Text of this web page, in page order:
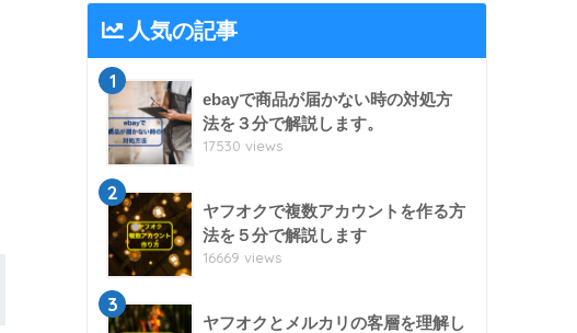
人気の記事
1
ebayで商品が届かない時の対処方
法を３分で解説します。
17530 views
2
ヤフオクで複数アカウントを作る方
法を５分で解説します
16669 views
3
ヤフオクとメルカリの客層を理解し